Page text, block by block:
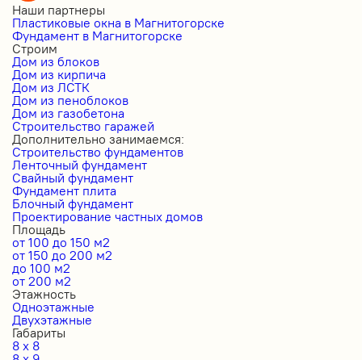
Наши партнеры
Пластиковые окна в Магнитогорске
Фундамент в Магнитогорске
Строим
Дом из блоков
Дом из кирпича
Дом из ЛСТК
Дом из пеноблоков
Дом из газобетона
Строительство гаражей
Дополнительно занимаемся:
Строительство фундаментов
Ленточный фундамент
Свайный фундамент
Фундамент плита
Блочный фундамент
Проектирование частных домов
Площадь
от 100 до 150 м2
от 150 до 200 м2
до 100 м2
от 200 м2
Этажность
Одноэтажные
Двухэтажные
Габариты
8 x 8